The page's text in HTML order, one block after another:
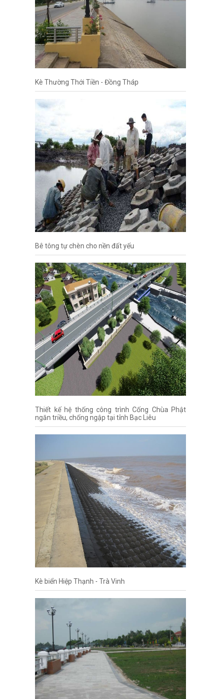
Kè Thường Thới Tiền - Đồng Tháp
Bê tông tự chèn cho nền đất yếu
Thiết kế hệ thống công trình Cống Chùa Phật
ngăn triều, chống ngập tại tỉnh Bạc Liêu
Kè biển Hiệp Thạnh - Trà Vinh